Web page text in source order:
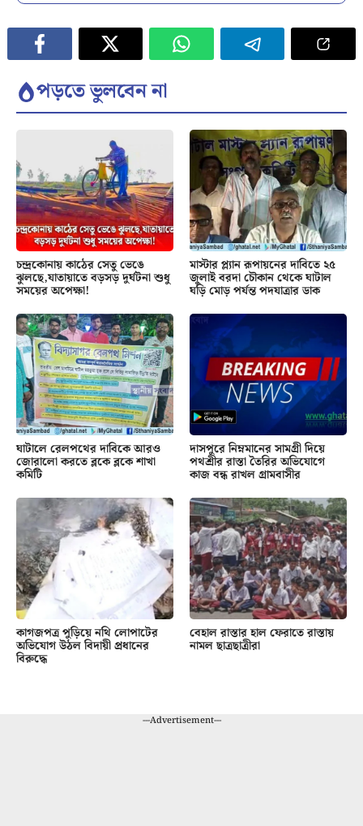
পড়তে ভুলবেন না
চন্দ্রকোনায় কাঠের সেতু ভেঙে
ঝুলছে,যাতায়াতে বড়সড় দুর্ঘটনা শুধু
সময়ের অপেক্ষা!
মাস্টার প্ল্যান রূপায়নের দাবিতে ২৫
জুলাই বরদা চৌকান থেকে ঘাটাল
ঘড়ি মোড় পর্যন্ত পদযাত্রার ডাক
ঘাটালে রেলপথের দাবিকে আরও
জোরালো করতে ব্লকে ব্লকে শাখা
কমিটি
দাসপুরে নিম্নমানের সামগ্রী দিয়ে
পথশ্রীর রাস্তা তৈরির অভিযোগে
কাজ বন্ধ রাখল গ্রামবাসীর
কাগজপত্র পুড়িয়ে নথি লোপাটের
অভিযোগ উঠল বিদায়ী প্রধানের
বিরুদ্ধে
বেহাল রাস্তার হাল ফেরাতে রাস্তায়
নামল ছাত্রছাত্রীরা
---Advertisement---